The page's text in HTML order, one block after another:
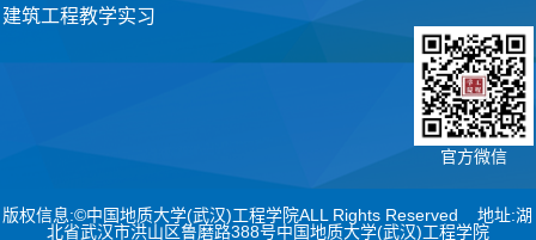
建筑工程教学实习
官方微信
版权信息:©中国地质大学(武汉)工程学院ALL Rights Reserved 地址:湖
北省武汉市洪山区鲁磨路388号中国地质大学(武汉)工程学院